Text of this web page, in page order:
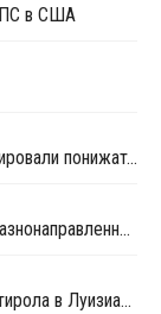
ПС в США
Импортные цены бензола в Китае демонстрировали понижательный тренд на прошлой неделе
Маржа производства стирола в США была разнонаправленной в январе
Westlake незапланированно закрыла завод стирола в Луизиане